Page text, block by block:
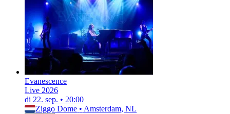
Evanescence
Live 2026
di 22. sep. • 20:00
Ziggo Dome • Amsterdam, NL